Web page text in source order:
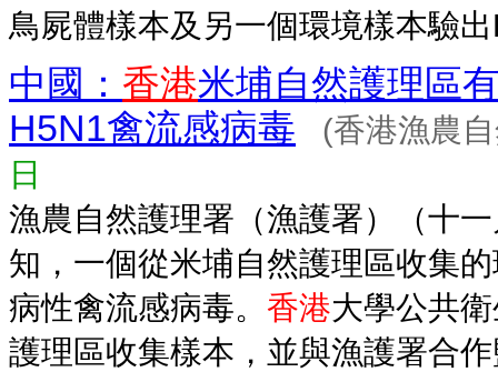
鳥屍體樣本及另一個環境樣本驗
中國： 香港米埔自然護理區
H5N1禽流感病毒
(香港漁農
日
漁農自然護理署（漁護署）（十
知，一個從米埔自然護理區收集
病性禽流感病毒。 香港大學公共
護理區收集樣本，並與漁護署合